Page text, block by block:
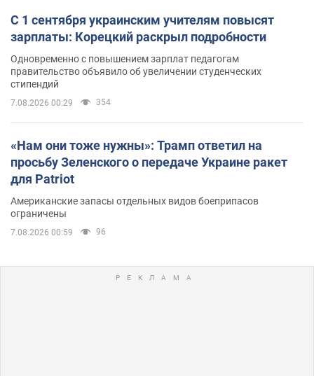
С 1 сентября украинским учителям повысят
зарплаты: Корецкий раскрыл подробности
Одновременно с повышением зарплат педагогам
правительство объявило об увеличении студенческих
стипендий
7.08.2026 00:29 354
«Нам они тоже нужны»: Трамп ответил на
просьбу Зеленского о передаче Украине ракет
для Patriot
Американские запасы отдельных видов боеприпасов
ограничены
7.08.2026 00:59 96